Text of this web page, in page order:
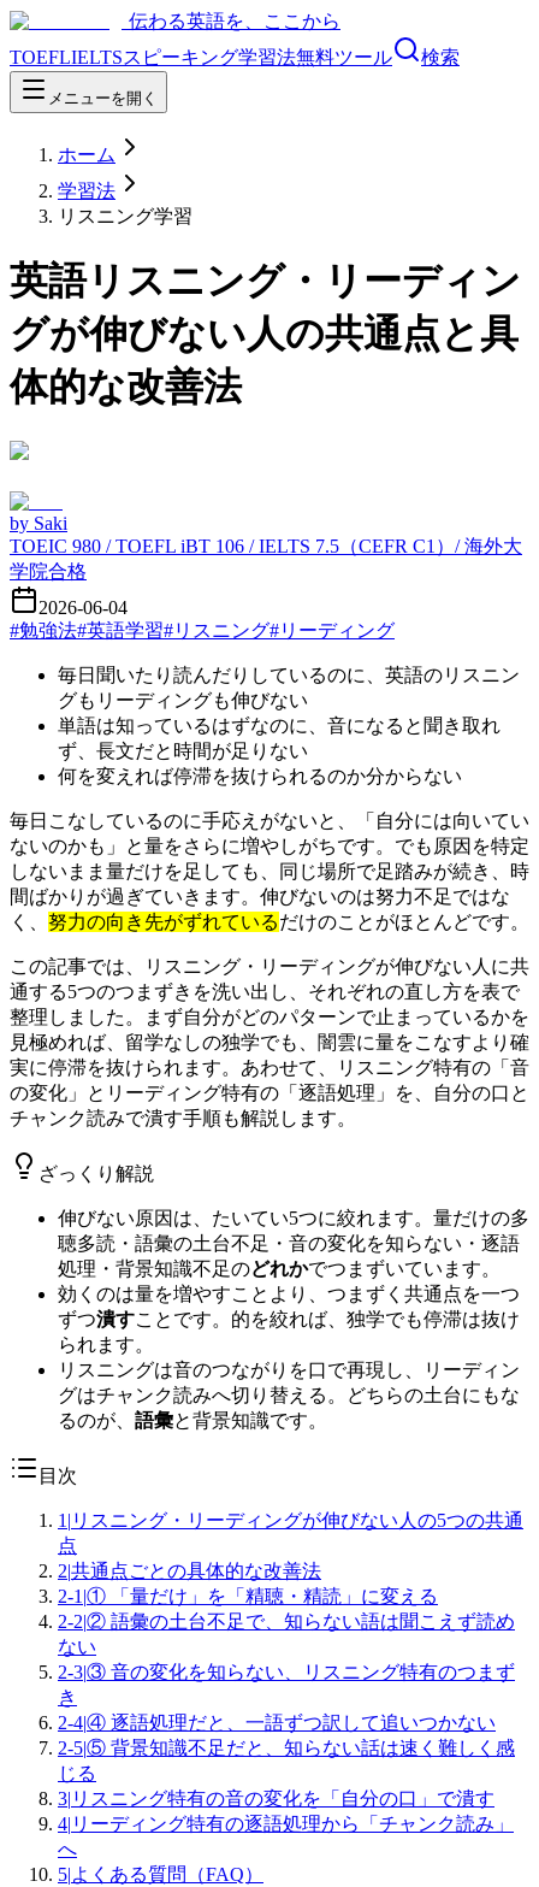
伝わる英語を、ここから
TOEFLIELTSスピーキング学習法無料ツール 検索
メニューを開く
ホーム
学習法
リスニング学習
英語リスニング・リーディン
グが伸びない人の共通点と具
体的な改善法
by Saki
TOEIC 980 / TOEFL iBT 106 / IELTS 7.5（CEFR C1）/ 海外大
学院合格
2026-06-04
#勉強法#英語学習#リスニング#リーディング
毎日聞いたり読んだりしているのに、英語のリスニン
グもリーディングも伸びない
単語は知っているはずなのに、音になると聞き取れ
ず、長文だと時間が足りない
何を変えれば停滞を抜けられるのか分からない
毎日こなしているのに手応えがないと、「自分には向いてい
ないのかも」と量をさらに増やしがちです。でも原因を特定
しないまま量だけを足しても、同じ場所で足踏みが続き、時
間ばかりが過ぎていきます。伸びないのは努力不足ではな
く、 努力の向き先がずれているだけのことがほとんどです。
この記事では、リスニング・リーディングが伸びない人に共
通する5つのつまずきを洗い出し、それぞれの直し方を表で
整理しました。まず自分がどのパターンで止まっているかを
見極めれば、留学なしの独学でも、闇雲に量をこなすより確
実に停滞を抜けられます。あわせて、リスニング特有の「音
の変化」とリーディング特有の「逐語処理」を、自分の口と
チャンク読みで潰す手順も解説します。
ざっくり解説
伸びない原因は、たいてい5つに絞れます。量だけの多
聴多読・語彙の土台不足・音の変化を知らない・逐語
処理・背景知識不足のどれかでつまずいています。
効くのは量を増やすことより、つまずく共通点を一つ
ずつ潰すことです。的を絞れば、独学でも停滞は抜け
られます。
リスニングは音のつながりを口で再現し、リーディン
グはチャンク読みへ切り替える。どちらの土台にもな
るのが、 語彙と背景知識です。
目次
1 | リスニング・リーディングが伸びない人の5つの共通
点
2|共通点ごとの具体的な改善法
2-1 |① 「量だけ」を「精聴・精読」に変える
2-2|② 語彙の土台不足で、知らない語は聞こえず読め
ない
2-3|③ 音の変化を知らない、リスニング特有のつまず
き
2-4|④ 逐語処理だと、一語ずつ訳して追いつかない
2-5|⑤ 背景知識不足だと、知らない話は速く難しく感
じる
3| リスニング特有の音の変化を「自分の口」で潰す
4| リーディング特有の逐語処理から「チャンク読み」
へ
5|よくある質問（FAQ）